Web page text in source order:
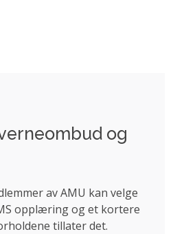
og
av AMU kan velge
opplæring og et kortere
tillater det.